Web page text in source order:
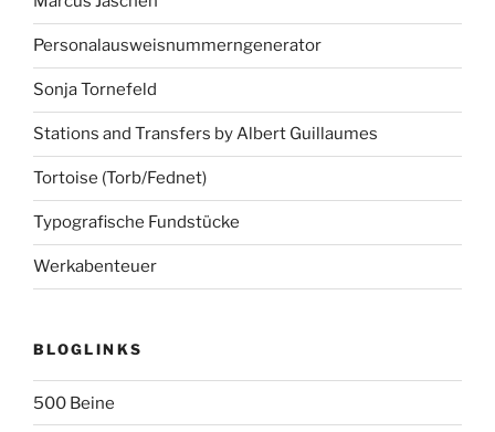
Personalausweisnummerngenerator
Sonja Tornefeld
Stations and Transfers by Albert Guillaumes
Tortoise (Torb/Fednet)
Typografische Fundstücke
Werkabenteuer
BLOGLINKS
500 Beine